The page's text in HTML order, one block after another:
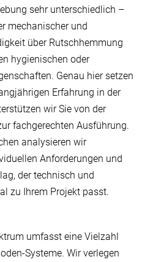
sehr unterschiedlich –
mechanischer und
über Rutschhemmung
hygienischen oder
Genau hier setzen
Erfahrung in der
wir Sie von der
fachgerechten Ausführung.
analysieren wir
Anforderungen und
der technisch und
zu Ihrem Projekt passt.
umfasst eine Vielzahl
Systeme. Wir verlegen